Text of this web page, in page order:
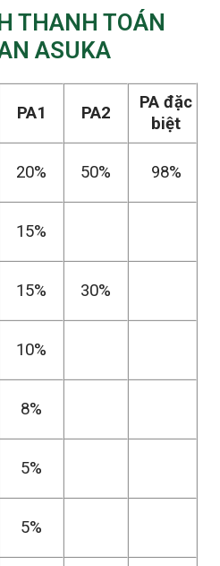
THANH TOÁN
ASUKA
PA1 PA2
PA đặc
biệt
20% 50% 98%
15%
15% 30%
10%
8%
5%
5%